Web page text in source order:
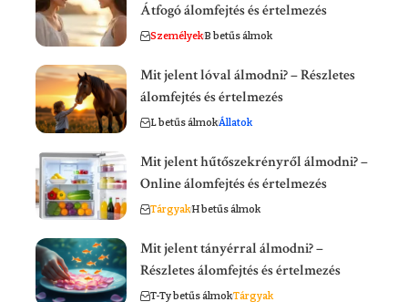
Átfogó álomfejtés és értelmezés
SzemélyekB betűs álmok
Mit jelent lóval álmodni? – Részletes
álomfejtés és értelmezés
L betűs álmokÁllatok
Mit jelent hűtőszekrényről álmodni? –
Online álomfejtés és értelmezés
TárgyakH betűs álmok
Mit jelent tányérral álmodni? –
Részletes álomfejtés és értelmezés
T-Ty betűs álmokTárgyak